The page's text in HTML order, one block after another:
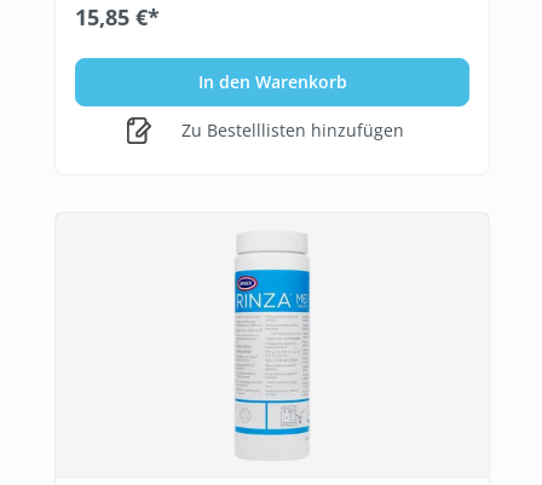
15,85 €*
In den Warenkorb
Zu Bestelllisten hinzufügen